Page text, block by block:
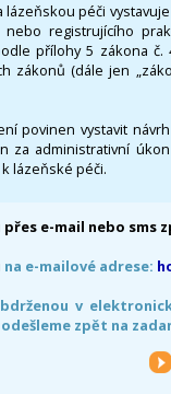
lázeňskou péči
nebo registrujícího
přílohy 5 zákona
zákonů (dále jen
povinen vystavit
za administrativní
lázeňské péči.
e-mail nebo sms
na e-mailové adrese:
v
zpět na